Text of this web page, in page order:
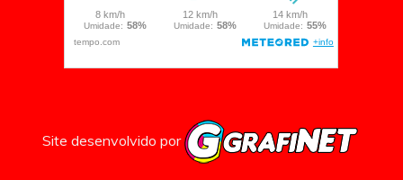
Site desenvolvido por